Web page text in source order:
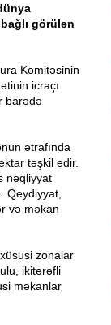
görülən
Komitəsinin
icraçı
barədə
ətrafında
təşkil edir.
nəqliyyat
Qeydiyyat,
və məkan
zonalar
ikitərəfli
məkanlar